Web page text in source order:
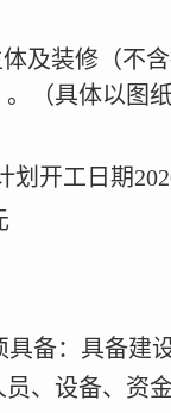
及装修（不
（具体以图
划开工日期
具备：具备建
、设备、资